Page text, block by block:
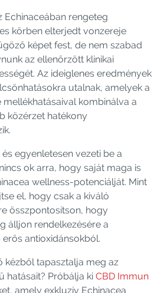
Echinaceában rengeteg
körben elterjedt vonzereje
képet fest, de nem szabad
az ellenőrzött klinikai
Az ideiglenes eredmények
utalnak, amelyek a
kombinálva a
közérzet hatékony
egyenletesen vezeti be a
ok arra, hogy saját maga is
wellness-potenciálját. Mint
el, hogy csak a kiváló
összpontosítson, hogy
álljon rendelkezésére a
antioxidánsokból.
kézből tapasztalja meg az
hatásait? Próbálja ki CBD Immun
amely exkluzív Echinacea